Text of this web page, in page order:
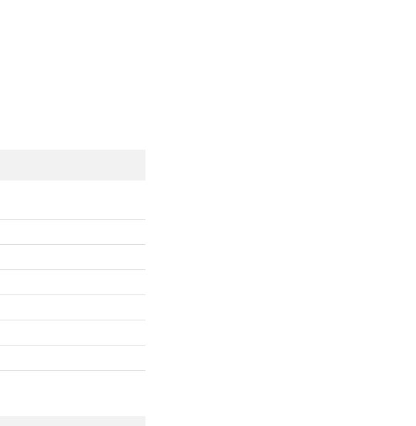
đầu ghi được thiết kế bằng kim